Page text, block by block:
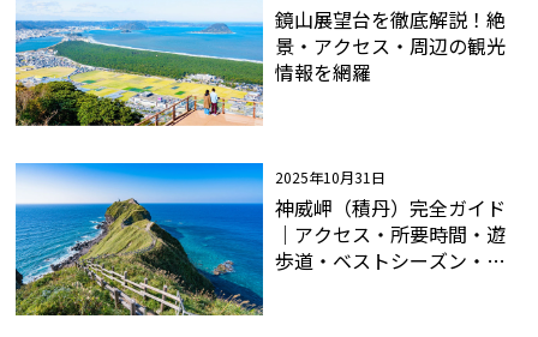
鏡山展望台を徹底解説！絶
景・アクセス・周辺の観光
情報を網羅
2025年10月31日
神威岬（積丹）完全ガイド
｜アクセス・所要時間・遊
歩道・ベストシーズン・見